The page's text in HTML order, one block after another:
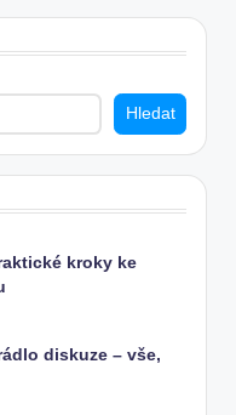
Hledat
kroky ke
diskuze – vše,